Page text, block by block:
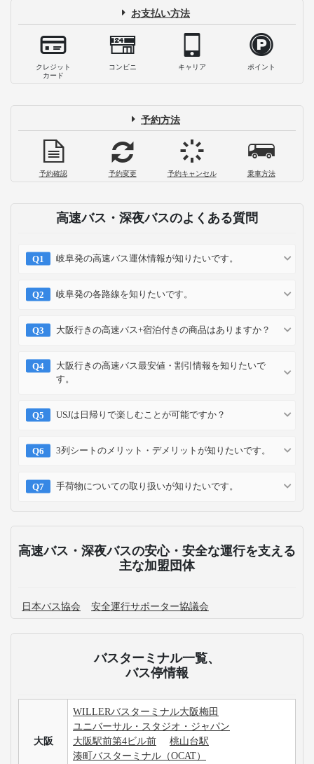
お支払い方法
クレジット
カード
コンビニ キャリア ポイント
予約方法
予約確認 予約変更 予約キャンセル 乗車方法
高速バス・深夜バスのよくある質問
岐阜発の高速バス運休情報が知りたいです。
岐阜発の各路線を知りたいです。
大阪行きの高速バス+宿泊付きの商品はありますか？
大阪行きの高速バス最安値・割引情報を知りたいで
す。
USJは日帰りで楽しむことが可能ですか？
3列シートのメリット・デメリットが知りたいです。
手荷物についての取り扱いが知りたいです。
高速バス・深夜バスの安心・安全な運行を支える
主な加盟団体
日本バス協会 安全運行サポーター協議会
バスターミナル一覧、
バス停情報
大阪
WILLERバスターミナル大阪梅田
ユニバーサル・スタジオ・ジャパン
大阪駅前第4ビル前
桃山台駅
湊町バスターミナル（OCAT）